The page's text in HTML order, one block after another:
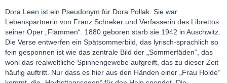
Dora Leen ist ein Pseudonym für Dora Pollak. Sie war
Lebenspartnerin von Franz Schreker und Verfasserin des Librettos
seiner Oper „Flammen“. 1880 geboren starb sie 1942 in Auschwitz.
Die Verse entwerfen ein Spätsommerbild, das lyrisch-sprachlich so
fein gesponnen ist wie das zentrale Bild der „Sommerfäden“, das
wohl das realweltliche Spinnengewebe aufgreift, das zu dieser Zeit
häufig auftritt. Nur dass es hier aus den Händen einer „Frau Holde“